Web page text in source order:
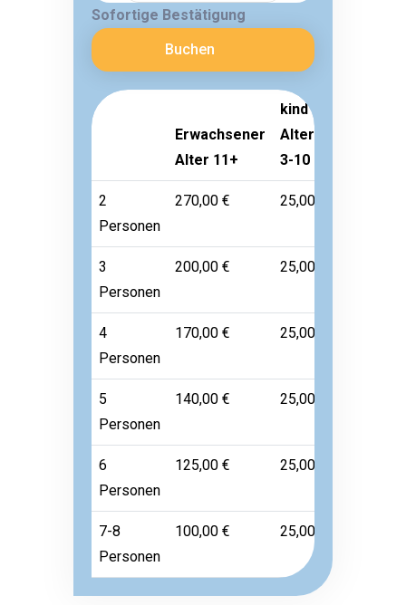
Sofortige Bestätigung
Buchen
Erwachsener
Alter 11+
kind
Alter
3-10
2
Personen
270,00 € 25,00 €
3
Personen
200,00 € 25,00 €
4
Personen
170,00 € 25,00 €
5
Personen
140,00 € 25,00 €
6
Personen
125,00 € 25,00 €
7-8
Personen
100,00 € 25,00 €